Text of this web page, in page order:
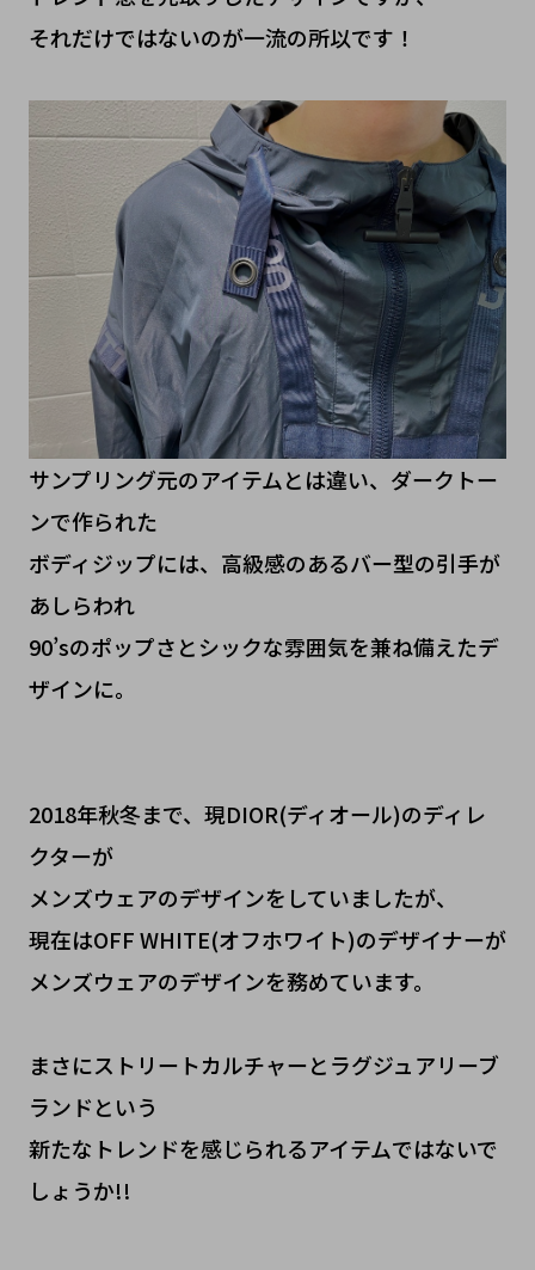
それだけではないのが一流の所以です！
サンプリング元のアイテムとは違い、ダークトー
ンで作られた
ボディジップには、高級感のあるバー型の引手が
あしらわれ
90’sのポップさとシックな雰囲気を兼ね備えたデ
ザインに。
2018年秋冬まで、現DIOR(ディオール)のディレ
クターが
メンズウェアのデザインをしていましたが、
現在はOFF WHITE(オフホワイト)のデザイナーが
メンズウェアのデザインを務めています。
まさにストリートカルチャーとラグジュアリーブ
ランドという
新たなトレンドを感じられるアイテムではないで
しょうか!!